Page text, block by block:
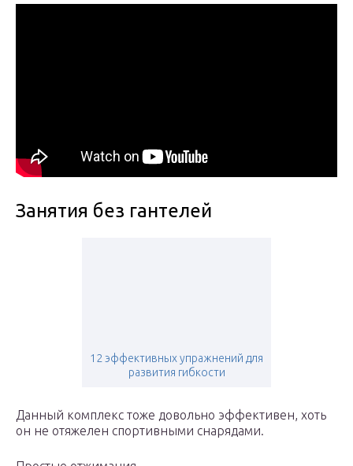
Занятия без гантелей
12 эффективных упражнений для
развития гибкости
Данный комплекс тоже довольно эффективен, хоть
он не отяжелен спортивными снарядами.